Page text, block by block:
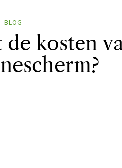
BLOG
kosten